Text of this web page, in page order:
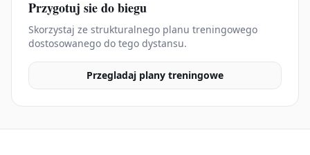
Przygotuj sie do biegu
Skorzystaj ze strukturalnego planu treningowego
dostosowanego do tego dystansu.
Przegladaj plany treningowe